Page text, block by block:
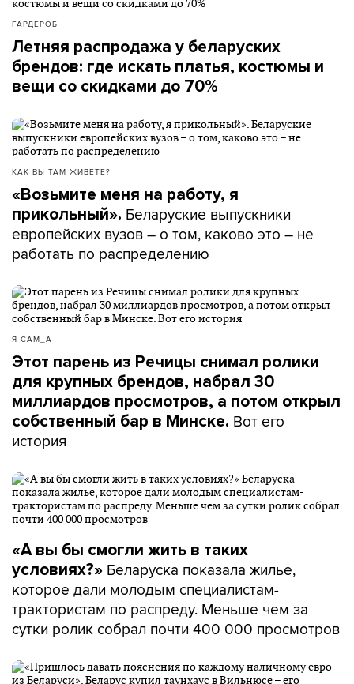
ГАРДЕРОБ
Летняя распродажа у беларуских
брендов: где искать платья, костюмы и
вещи со скидками до 70%
КАК ВЫ ТАМ ЖИВЕТЕ?
«Возьмите меня на работу, я
прикольный». Беларуские выпускники
европейских вузов – о том, каково это – не
работать по распределению
Я САМ_А
Этот парень из Речицы снимал ролики
для крупных брендов, набрал 30
миллиардов просмотров, а потом открыл
собственный бар в Минске. Вот его
история
«А вы бы смогли жить в таких
условиях?» Беларуска показала жилье,
которое дали молодым специалистам-
трактористам по распреду. Меньше чем за
сутки ролик собрал почти 400 000 просмотров